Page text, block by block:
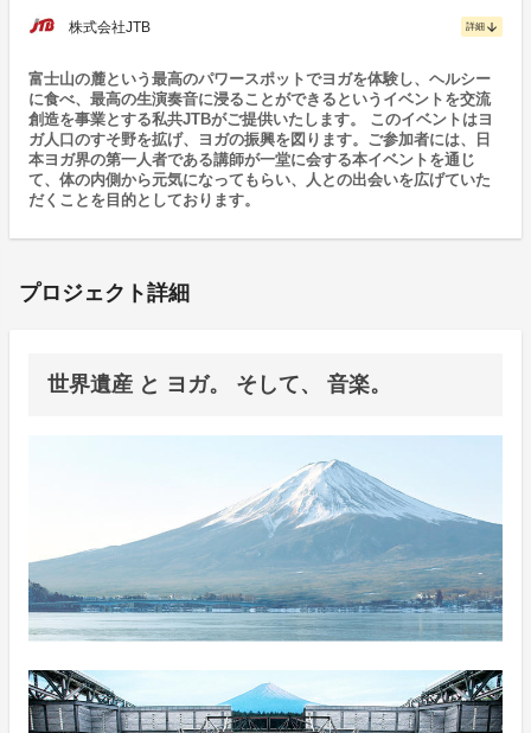
株式会社JTB 詳細 arrow_downward
富士山の麓という最高のパワースポットでヨガを体験し、ヘルシー
に食べ、最高の生演奏音に浸ることができるというイベントを交流
創造を事業とする私共JTBがご提供いたします。 このイベントはヨ
ガ人口のすそ野を拡げ、ヨガの振興を図ります。ご参加者には、日
本ヨガ界の第一人者である講師が一堂に会する本イベントを通じ
て、体の内側から元気になってもらい、人との出会いを広げていた
だくことを目的としております。
プロジェクト詳細
世界遺産 と ヨガ。 そして、 音楽。